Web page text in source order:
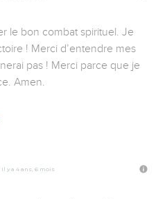
le bon combat spirituel. Je
! Merci d’entendre mes
pas ! Merci parce que je
Amen.
Il y a 4 ans, 6 mois